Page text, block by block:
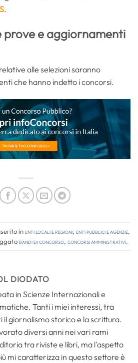
.
prove e aggiornamenti
alle selezioni saranno
che hanno indetto i concorsi.
inEnti locali e regioni, Enti pubblici e agenzie,
bandi di concorso, concorsi amministrativi.
DIODATO
in Scienze Internazionali e
Tanti i miei interessi, tra
il giornalismo storico e la scrittura.
diversi anni nei vari rami
tra riviste e libri, ma l'aspetto
mi caratterizza in questo settore è